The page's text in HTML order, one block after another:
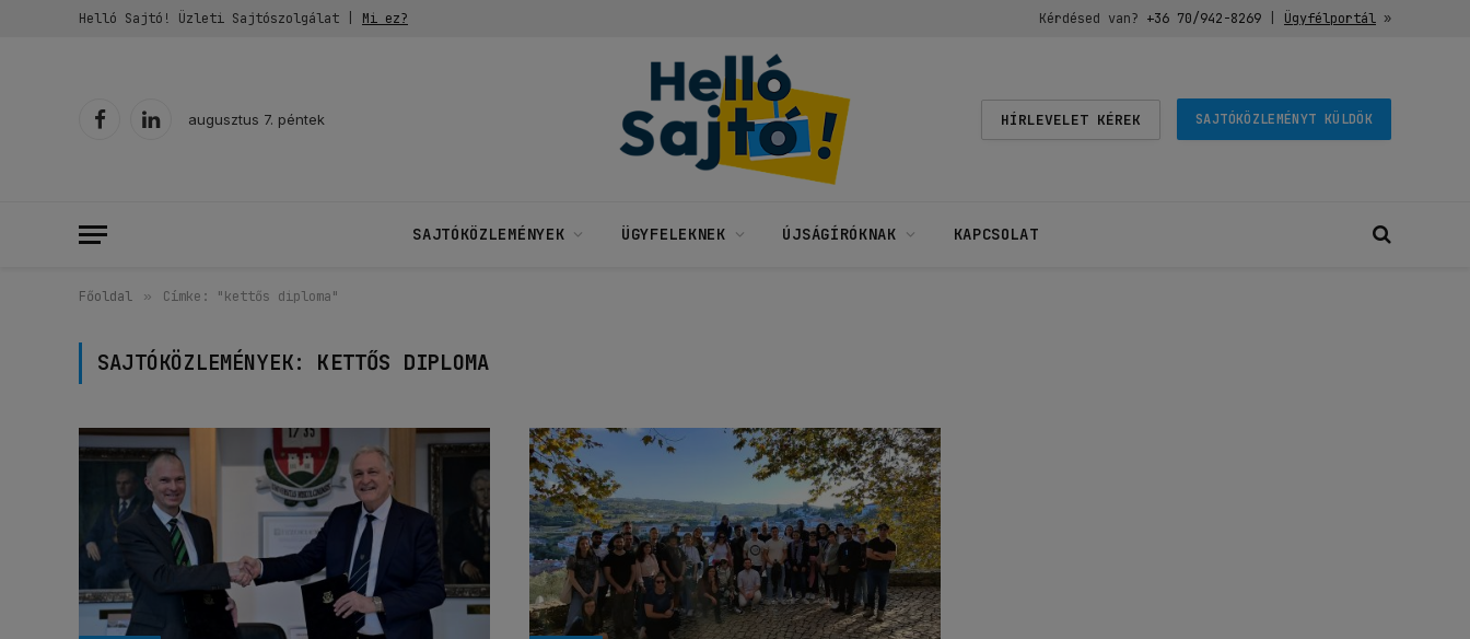
Helló Sajtó! Üzleti Sajtószolgálat | Mi ez? Kérdésed van? +36 70/942-8269| Ügyfélportál»
FacebookLinkedIn
augusztus 7. péntek HÍRLEVELET KÉREK SAJTÓKÖZLEMÉNYT KÜLDÖK
SAJTÓKÖZLEMÉNYEK ÜGYFELEKNEK ÚJSÁGÍRÓKNAK KAPCSOLAT
Főoldal » Címke: "kettős diploma"
SAJTÓKÖZLEMÉNYEK: KETTŐS DIPLOMA